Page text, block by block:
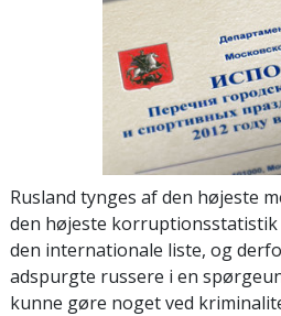
Rusland tynges af den højeste
den højeste
den internationale liste, og
adspurgte russere i en
kunne gøre noget ved